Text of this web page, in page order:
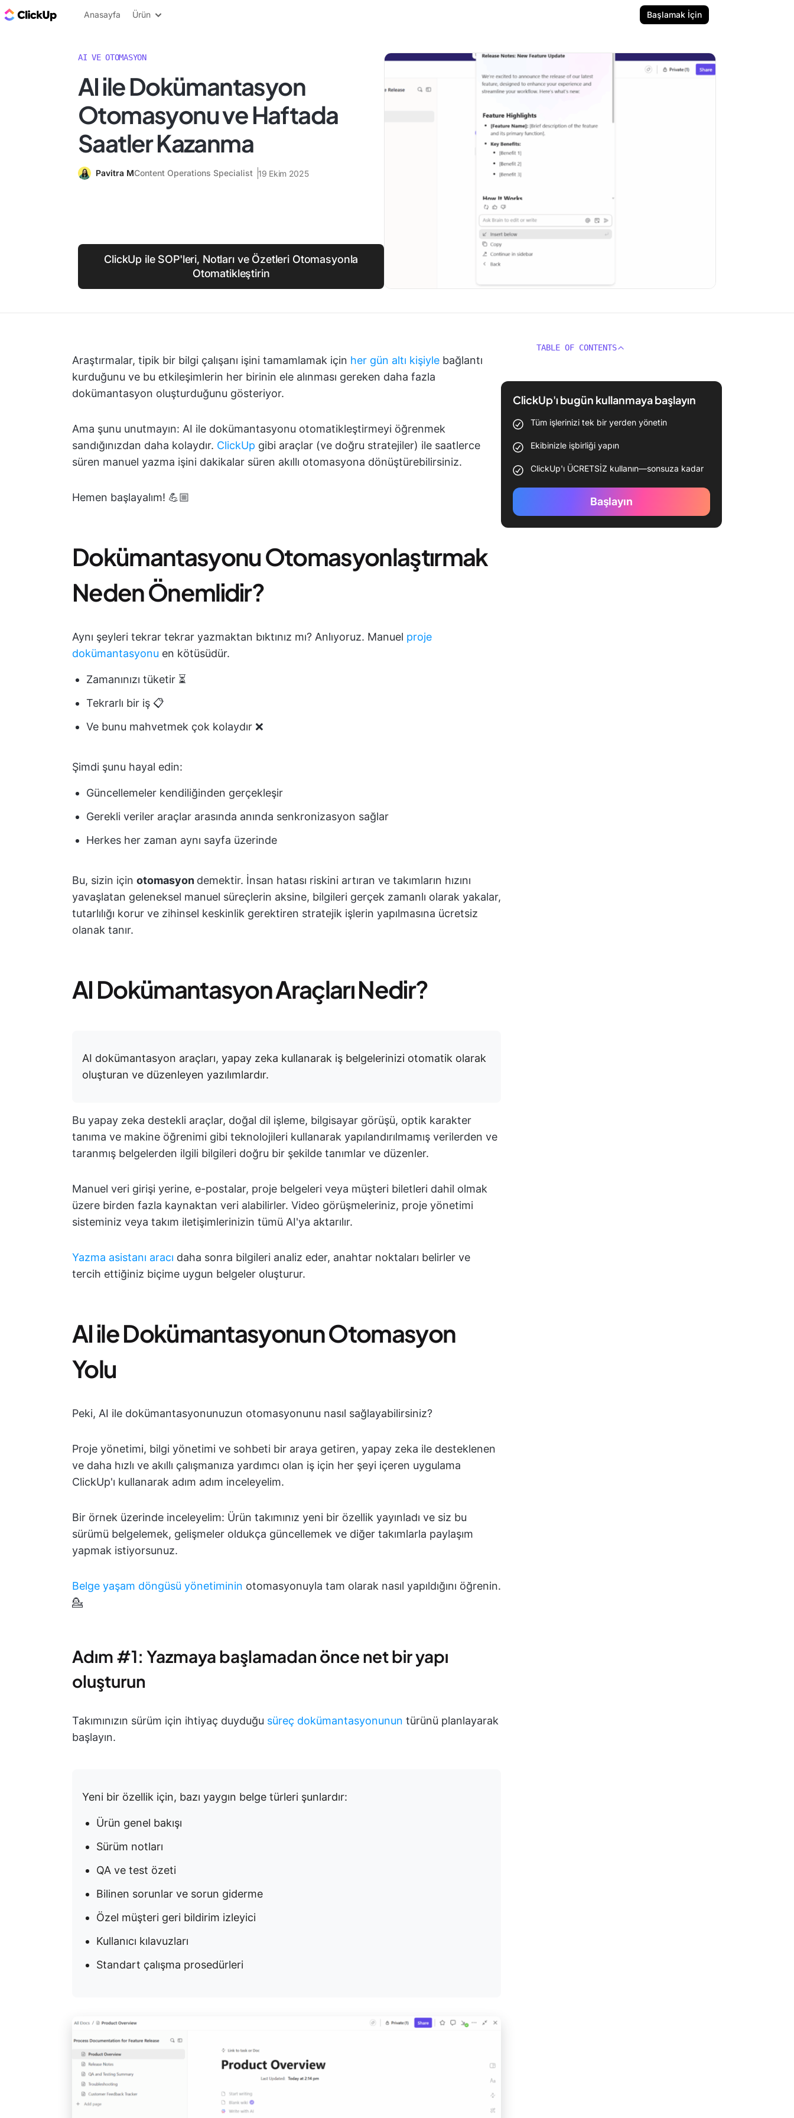
ClickUp Blog
Anasayfa Ürün Başlamak İçin
AI VE OTOMASYON
AI ile Dokümantasyon
Otomasyonu ve Haftada
Saatler Kazanma
Pavitra MContent Operations Specialist 19 Ekim 2025
ClickUp ile SOP'leri, Notları ve Özetleri Otomasyonla
Otomatikleştirin
Araştırmalar, tipik bir bilgi çalışanı işini tamamlamak için her gün altı kişiyle bağlantı
kurduğunu ve bu etkileşimlerin her birinin ele alınması gereken daha fazla
dokümantasyon oluşturduğunu gösteriyor.
Ama şunu unutmayın: AI ile dokümantasyonu otomatikleştirmeyi öğrenmek
sandığınızdan daha kolaydır. ClickUp gibi araçlar (ve doğru stratejiler) ile saatlerce
süren manuel yazma işini dakikalar süren akıllı otomasyona dönüştürebilirsiniz.
Hemen başlayalım! 💪🏼
Dokümantasyonu Otomasyonlaştırmak
Neden Önemlidir?
Aynı şeyleri tekrar tekrar yazmaktan bıktınız mı? Anlıyoruz. Manuel proje
dokümantasyonu en kötüsüdür.
Zamanınızı tüketir ⏳
Tekrarlı bir iş 📋
Ve bunu mahvetmek çok kolaydır ❌
Şimdi şunu hayal edin:
Güncellemeler kendiliğinden gerçekleşir
Gerekli veriler araçlar arasında anında senkronizasyon sağlar
Herkes her zaman aynı sayfa üzerinde
Bu, sizin için otomasyon demektir. İnsan hatası riskini artıran ve takımların hızını
yavaşlatan geleneksel manuel süreçlerin aksine, bilgileri gerçek zamanlı olarak yakalar,
tutarlılığı korur ve zihinsel keskinlik gerektiren stratejik işlerin yapılmasına ücretsiz
olanak tanır.
AI Dokümantasyon Araçları Nedir?
AI dokümantasyon araçları, yapay zeka kullanarak iş belgelerinizi otomatik olarak
oluşturan ve düzenleyen yazılımlardır.
Bu yapay zeka destekli araçlar, doğal dil işleme, bilgisayar görüşü, optik karakter
tanıma ve makine öğrenimi gibi teknolojileri kullanarak yapılandırılmamış verilerden ve
taranmış belgelerden ilgili bilgileri doğru bir şekilde tanımlar ve düzenler.
Manuel veri girişi yerine, e-postalar, proje belgeleri veya müşteri biletleri dahil olmak
üzere birden fazla kaynaktan veri alabilirler. Video görüşmeleriniz, proje yönetimi
sisteminiz veya takım iletişimlerinizin tümü AI'ya aktarılır.
Yazma asistanı aracı daha sonra bilgileri analiz eder, anahtar noktaları belirler ve
tercih ettiğiniz biçime uygun belgeler oluşturur.
AI ile Dokümantasyonun Otomasyon
Yolu
Peki, AI ile dokümantasyonunuzun otomasyonunu nasıl sağlayabilirsiniz?
Proje yönetimi, bilgi yönetimi ve sohbeti bir araya getiren, yapay zeka ile desteklenen
ve daha hızlı ve akıllı çalışmanıza yardımcı olan iş için her şeyi içeren uygulama
ClickUp'ı kullanarak adım adım inceleyelim.
Bir örnek üzerinde inceleyelim: Ürün takımınız yeni bir özellik yayınladı ve siz bu
sürümü belgelemek, gelişmeler oldukça güncellemek ve diğer takımlarla paylaşım
yapmak istiyorsunuz.
Belge yaşam döngüsü yönetiminin otomasyonuyla tam olarak nasıl yapıldığını öğrenin.
💁
Adım #1: Yazmaya başlamadan önce net bir yapı
oluşturun
Takımınızın sürüm için ihtiyaç duyduğu süreç dokümantasyonunun türünü planlayarak
başlayın.
Yeni bir özellik için, bazı yaygın belge türleri şunlardır:
Ürün genel bakışı
Sürüm notları
QA ve test özeti
Bilinen sorunlar ve sorun giderme
Özel müşteri geri bildirim izleyici
Kullanıcı kılavuzları
Standart çalışma prosedürleri
TABLE OF CONTENTS
ClickUp'ı bugün kullanmaya başlayın
Tüm işlerinizi tek bir yerden yönetin
Ekibinizle işbirliği yapın
ClickUp'ı ÜCRETSİZ kullanın—sonsuza kadar
Başlayın